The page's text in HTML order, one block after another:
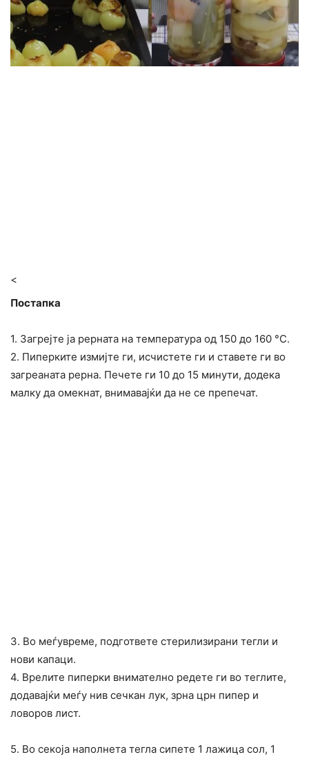
<
Постапка
1. Загрејте ја рерната на температура од 150 до 160 °C.
2. Пиперките измијте ги, исчистете ги и ставете ги во
загреаната рерна. Печете ги 10 до 15 минути, додека
малку да омекнат, внимавајќи да не се препечат.
3. Во меѓувреме, подгответе стерилизирани тегли и
нови капаци.
4. Врелите пиперки внимателно редете ги во теглите,
додавајќи меѓу нив сечкан лук, зрна црн пипер и
ловоров лист.
5. Во секоја наполнета тегла сипете 1 лажица сол, 1